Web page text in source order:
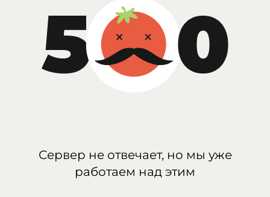
Сервер не отвечает, но мы уже
работаем над этим